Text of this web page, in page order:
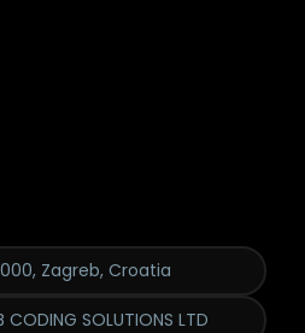
Zagreb, Croatia
CODING SOLUTIONS LTD